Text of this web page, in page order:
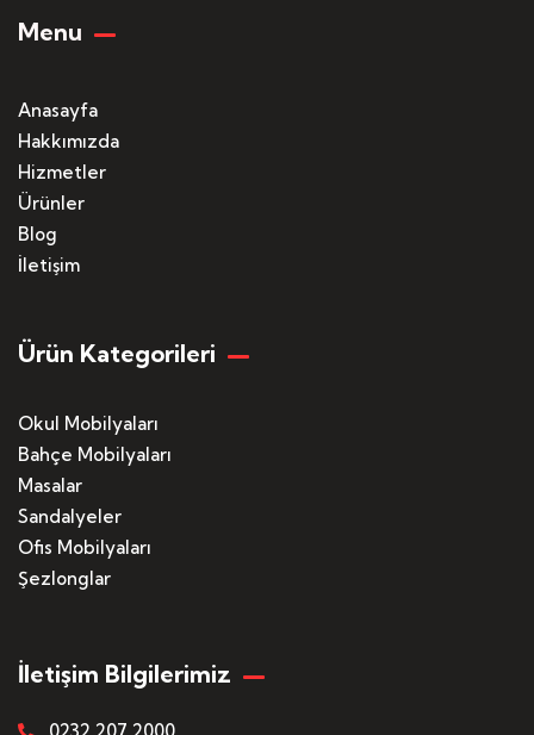
Menu
Anasayfa
Hakkımızda
Hizmetler
Ürünler
Blog
İletişim
Ürün Kategorileri
Okul Mobilyaları
Bahçe Mobilyaları
Masalar
Sandalyeler
Ofis Mobilyaları
Şezlonglar
İletişim Bilgilerimiz